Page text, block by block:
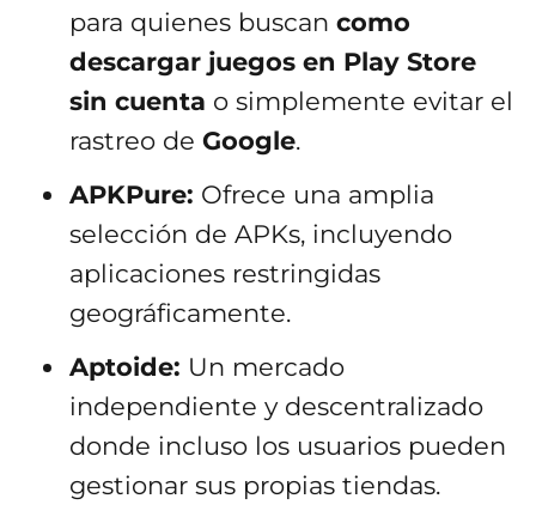
para quienes buscan como
descargar juegos en Play Store
sin cuenta o simplemente evitar el
rastreo de Google.
APKPure: Ofrece una amplia
selección de APKs, incluyendo
aplicaciones restringidas
geográficamente.
Aptoide: Un mercado
independiente y descentralizado
donde incluso los usuarios pueden
gestionar sus propias tiendas.